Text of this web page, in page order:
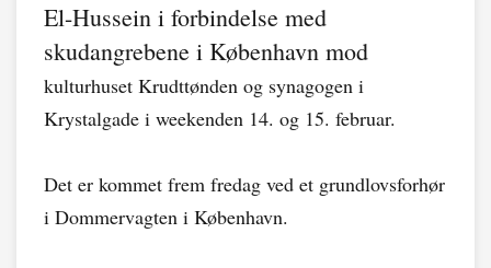
El-Hussein i forbindelse med
skudangrebene i København mod
kulturhuset Krudttønden og synagogen i
Krystalgade i weekenden 14. og 15. februar.
Det er kommet frem fredag ved et grundlovsforhør
i Dommervagten i København.